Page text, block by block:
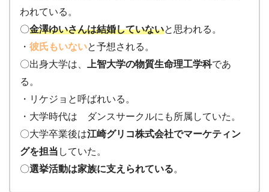
われている。
〇金澤ゆいさんは結婚していないと思われる。
・ 彼氏もいないと予想される。
〇出身大学は、
上智大学の物質生命理工学科であ
る。
・リケジョと呼ばれいる。
・大学時代は ダンスサークルにも所属していた。
〇大学卒業後は江崎グリコ株式会社でマーケティン
グを担当 していた。
〇選挙活動は家族に支えられている。